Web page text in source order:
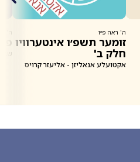
ה' ראה פ״ו
זומער תשפ׳ו אינטערוויו
חלק ב'
אקטועלע אנאליזן - אליעזר קרויס
ה'